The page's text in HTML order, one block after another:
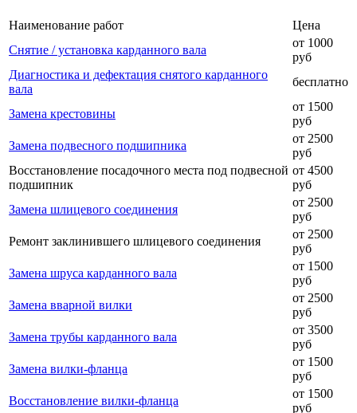
Наименование работ
Цена
Снятие / установка карданного вала
от 1000
руб
Диагностика и дефектация снятого карданного
вала
бесплатно
Замена крестовины
от 1500
руб
Замена подвесного подшипника
от 2500
руб
Восстановление посадочного места под подвесной
подшипник
от 4500
руб
Замена шлицевого соединения
от 2500
руб
Ремонт заклинившего шлицевого соединения
от 2500
руб
Замена шруса карданного вала
от 1500
руб
Замена вварной вилки
от 2500
руб
Замена трубы карданного вала
от 3500
руб
Замена вилки-фланца
от 1500
руб
Восстановление вилки-фланца
от 1500
руб